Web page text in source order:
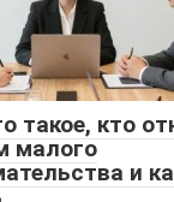
такое, кто
малого
и